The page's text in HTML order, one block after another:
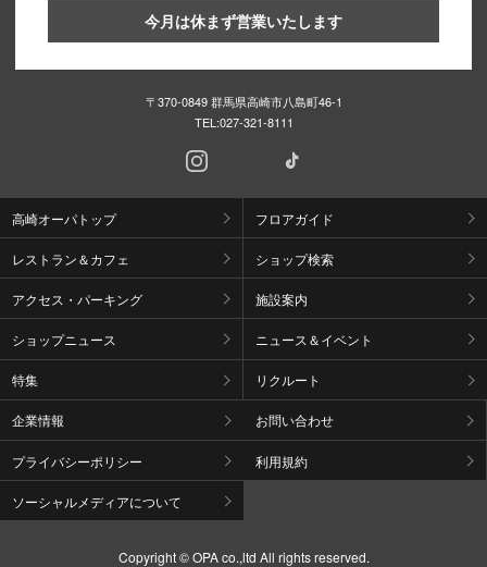
今月は休まず営業いたします
〒370-0849 群馬県高崎市八島町46-1
TEL:027-321-8111
高崎オーパトップ フロアガイド
レストラン＆カフェ ショップ検索
アクセス・パーキング 施設案内
ショップニュース ニュース＆イベント
特集 リクルート
企業情報 お問い合わせ
プライバシーポリシー 利用規約
ソーシャルメディアについて
Copyright © OPA co.,ltd All rights reserved.